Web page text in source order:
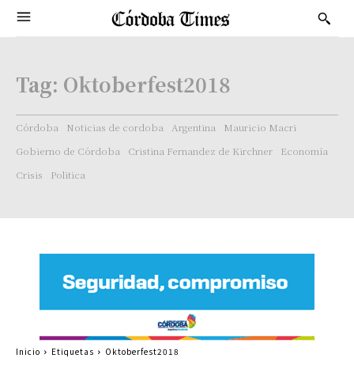
Tag: Oktoberfest2018
Córdoba Noticias de cordoba Argentina
Mauricio Macri
Gobierno de Córdoba
Cristina Fernandez de Kirchner
Economía
Crisis
Politica
Inicio Etiquetas Oktoberfest2018